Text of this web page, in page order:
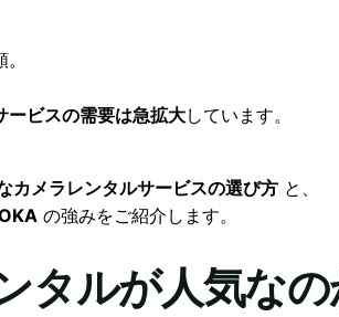
ービスの需要は急拡大しています。
カメラレンタルサービスの選び方 と、
の強みをご紹介します。
タルが人気なの